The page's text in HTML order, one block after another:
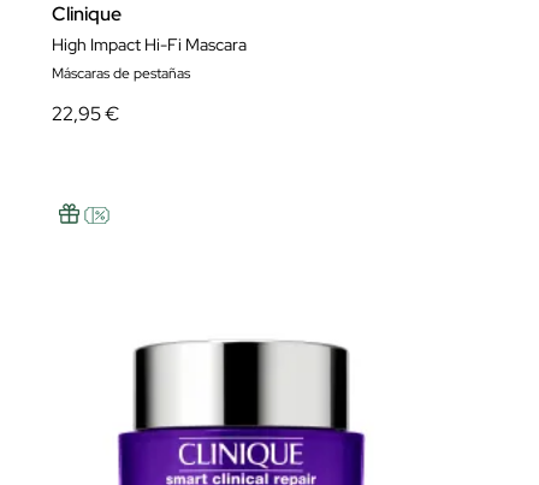
Clinique
High Impact Hi-Fi Mascara
Máscaras de pestañas
22,95 €